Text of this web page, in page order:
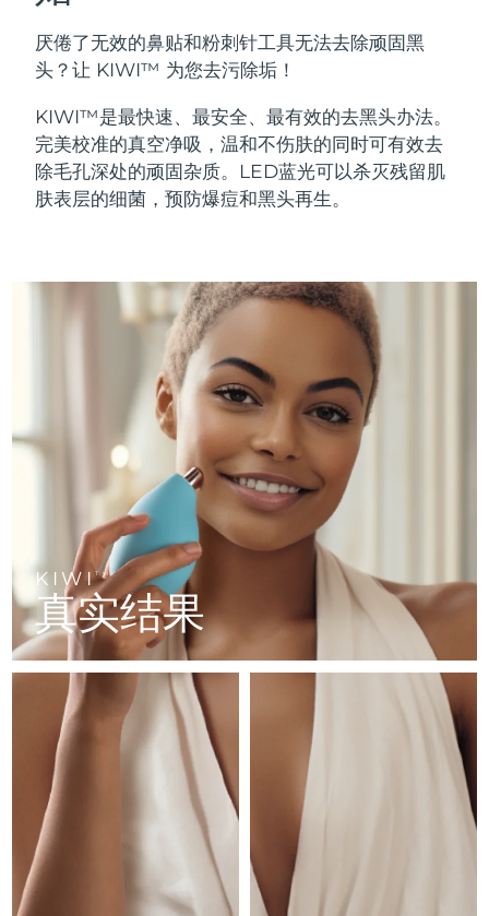
厌倦了无效的鼻贴和粉刺针工具无法去除顽固黑
头？让 KIWI™ 为您去污除垢！
KIWI™是最快速、最安全、最有效的去黑头办法。
完美校准的真空净吸，温和不伤肤的同时可有效去
除毛孔深处的顽固杂质。LED蓝光可以杀灭残留肌
肤表层的细菌，预防爆痘和黑头再生。
KIWITM
真实结果
LUNA™ 4 套装
LUNA™ 4 Plus
Massage, LED heating
LUNA™ 4 Men
For men, anti-aging massage
LUNA™ 4 mini
For young skin, T-zone
LUNA™ 4 go
For travel or gym bag
LUNA™ 护肤
Premium cleansers & balm
LUNA™ 设备
All facial cleansing devices
BEAR™ 2 套装
BEAR™ 2 go
Microcurrent toning on-the-go
BEAR™ 2 eyes & lips
Microcurrent line smoothing device
面部提拉护理
Premium anti-aging skincare
BEAR™ 设备
All premium facelift devices
补水保湿
UFO™ 3 套装
UFO™ 3 LED
Near-infrared and red light therapy
device
UFO™ 3 mini
Red light therapy device for young skin
UFO™ 3 go
Portable red light therapy
面膜
Rejuvenation & hydration
UFO™ 设备
All deep facial hydration devices
口腔护理
issa™ 4
issa™ 4 plus
Smart hybrid silicone sonic toothbrush
issa™ 4 smile
Hybrid silicone sonic toothbrush
issa™ 4 baby
For ages 0-3
issa™ Teeth Whitening Set
Dual LED + sonic device & 18% PAP gel
ISSA™ 设备
All silicone sonic toothbrushes
FAQ™ 101
Clinical anti-aging
FAQ™ 102
Advanced clinical anti-aging
FAQ™ 103
Luxurious clinical anti-aging set
FAQ™ P1 Primer
Manuka honey primer
FAQ™护肤品
All FAQ™ skincare
FAQ™ 201
LED mask
FAQ™ 202
LED mask
FAQ™ 211
Anti-aging neck & décolleté LED mask
FAQ™ 221
Anti-aging LED hand mask
FAQ™护肤品
All FAQ™ skincare
FAQ™ 301
LED hair strengthening scalp massager
FAQ™ Scalp Serum
Scalp recovery probiotic serum
FAQ™护肤品
All FAQ™ skincare
FAQ™产品
All hair treatments
肌肤年轻化
NEW
FAQ™ 501
Full-Spectrum Red Light Therapy
FAQ™ 502
Full-Spectrum Red Light Therapy
FAQ™ Red Light Serum
FAQ™ skincare
All FAQ™ skincare
保健品
NEW
专业治疗
脱毛
PEACH™ 2 Pro Max
Professional IPL hair removal device
身体护理
BEAR™ 2 body
Microcurrent body toning
比利时 预计送达日期8/10/26
百慕大
波斯尼亚和黑塞哥维那 预计送达日期 8/13/26
文莱 预计送达日期8/15/26
加拿大 预计送达日期8/14/26
预计送达日期
预计送达日期
哥伦比亚 预计送达日期
克罗地亚 预计送达日期
塞浦路斯 预计送达日期
捷克 预计送达日期8/10/26
丹麦 8/10/26
爱沙尼亚 8/10/26
芬兰 预计送达日期
法国
法属波利尼西亚
德国 预计送达日期